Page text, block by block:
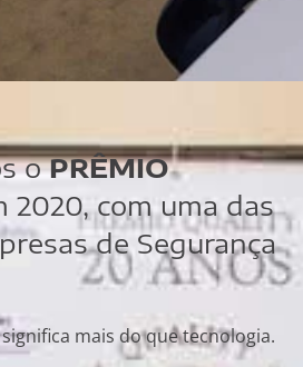
oPRÊMIO
2020, com uma das
de Segurança
mais do que tecnologia.